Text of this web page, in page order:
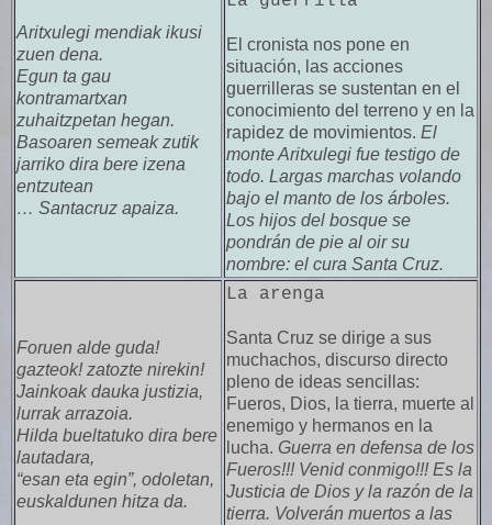
Aritxulegi mendiak ikusi
zuen dena.
Egun ta gau
kontramartxan
zuhaitzpetan hegan.
Basoaren semeak zutik
jarriko dira bere izena
entzutean
… Santacruz apaiza.
El cronista nos pone en
situación, las acciones
guerrilleras se sustentan en el
conocimiento del terreno y en la
rapidez de movimientos. El
monte Aritxulegi fue testigo de
todo. Largas marchas volando
bajo el manto de los árboles.
Los hijos del bosque se
pondrán de pie al oir su
nombre: el cura Santa Cruz.
Foruen alde guda!
gazteok! zatozte nirekin!
Jainkoak dauka justizia,
lurrak arrazoia.
Hilda bueltatuko dira bere
lautadara,
“esan eta egin”, odoletan,
euskaldunen hitza da.
La arenga
Santa Cruz se dirige a sus
muchachos, discurso directo
pleno de ideas sencillas:
Fueros, Dios, la tierra, muerte al
enemigo y hermanos en la
lucha. Guerra en defensa de los
Fueros!!! Venid conmigo!!! Es la
Justicia de Dios y la razón de la
tierra. Volverán muertos a las